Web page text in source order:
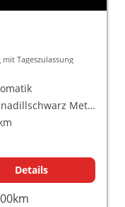
mit Tageszulassung
Grenadillschwarz Metallic (0E)
Details